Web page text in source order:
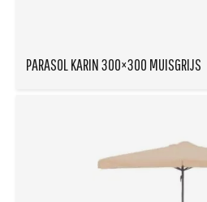
PARASOL KARIN 300×300 MUISGRIJS